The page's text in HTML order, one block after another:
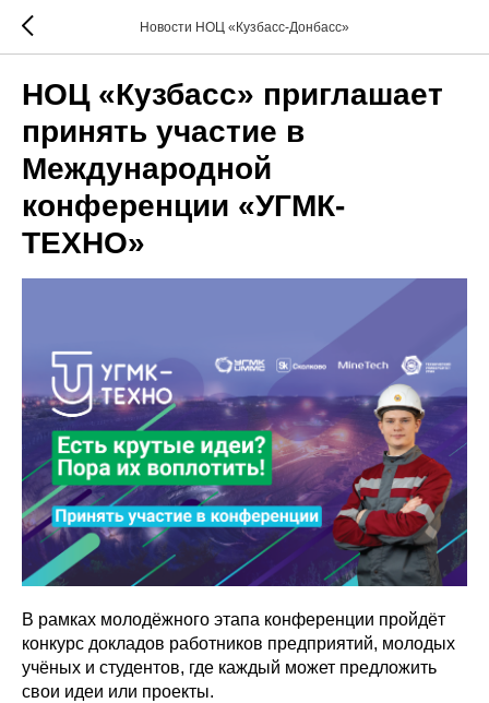
Новости НОЦ «Кузбасс-Донбасс»
НОЦ «Кузбасс» приглашает
принять участие в
Международной
конференции «УГМК-
ТЕХНО»
В рамках молодёжного этапа конференции пройдёт
конкурс докладов работников предприятий, молодых
учёных и студентов, где каждый может предложить
свои идеи или проекты.